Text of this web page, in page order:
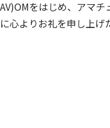
をはじめ、アマチ
心よりお礼を申し上げ